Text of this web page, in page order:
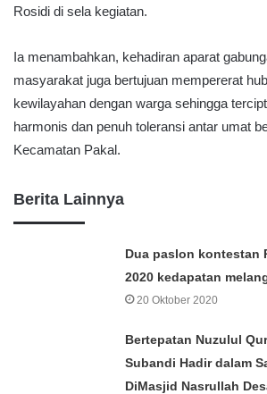
Rosidi di sela kegiatan.
Ia menambahkan, kehadiran aparat
masyarakat juga bertujuan mempererat
kewilayahan dengan warga sehingga
harmonis dan penuh toleransi antar umat
Kecamatan Pakal.
Berita Lainnya
Dua paslon kontestan
2020 kedapatan
20 Oktober 2020
Bertepatan Nuzulul
Subandi Hadir dalam
DiMasjid Nasrullah